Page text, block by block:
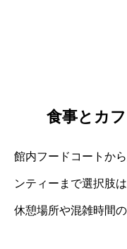
食事とカ
館内フードコートか
ンティーまで選択肢は
休憩場所や混雑時間